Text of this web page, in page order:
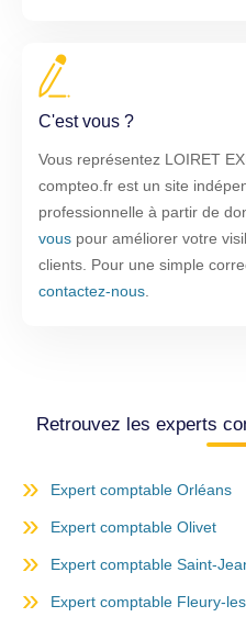
C'est vous ?
Vous représentez LOIRET
compteo.fr est un site
professionnelle à partir de
vous pour améliorer votre
clients. Pour une simple
contactez-nous
Retrouvez les experts
Expert comptable Orléans
Expert comptable Olivet
Expert comptable Saint-
Expert comptable Fleury-